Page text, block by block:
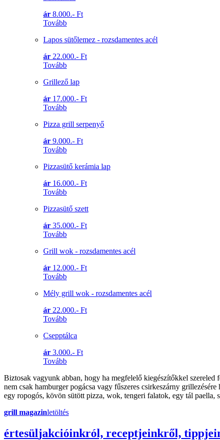
ár 8.000.- Ft
Tovább
Lapos sütőlemez - rozsdamentes acél
ár 22.000.- Ft
Tovább
Grillező lap
ár 17.000.- Ft
Tovább
Pizza grill serpenyő
ár 9.000.- Ft
Tovább
Pizzasütő kerámia lap
ár 16.000.- Ft
Tovább
Pizzasütő szett
ár 35.000.- Ft
Tovább
Grill wok - rozsdamentes acél
ár 12.000.- Ft
Tovább
Mély grill wok - rozsdamentes acél
ár 22.000.- Ft
Tovább
Csepptálca
ár 3.000.- Ft
Tovább
Biztosak vagyunk abban, hogy ha megfelelő kiegészítőkkel
nem csak hamburger pogácsa vagy fűszeres csirkeszárny
egy ropogós, kövön sütött pizza, wok, tengeri falatok, egy tál paella,
grill magazinletöltés
értesüljakcióinkról, receptjeinkről,